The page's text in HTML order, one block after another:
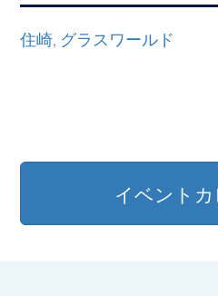
住崎, グラスワールド
イベント